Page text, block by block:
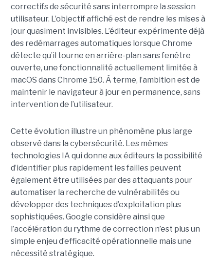
correctifs de sécurité sans interrompre la session
utilisateur. L’objectif affiché est de rendre les mises à
jour quasiment invisibles. L’éditeur expérimente déjà
des redémarrages automatiques lorsque Chrome
détecte qu’il tourne en arrière-plan sans fenêtre
ouverte, une fonctionnalité actuellement limitée à
macOS dans Chrome 150. À terme, l’ambition est de
maintenir le navigateur à jour en permanence, sans
intervention de l’utilisateur.
Cette évolution illustre un phénomène plus large
observé dans la cybersécurité. Les mêmes
technologies IA qui donne aux éditeurs la possibilité
d’identifier plus rapidement les failles peuvent
également être utilisées par des attaquants pour
automatiser la recherche de vulnérabilités ou
développer des techniques d’exploitation plus
sophistiquées. Google considère ainsi que
l’accélération du rythme de correction n’est plus un
simple enjeu d’efficacité opérationnelle mais une
nécessité stratégique.